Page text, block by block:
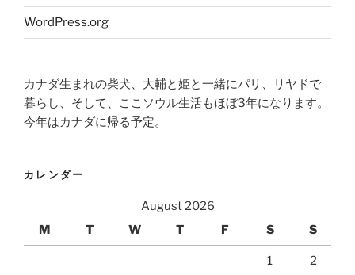
WordPress.org
カナダ生まれの柴犬、大輔と姫と一緒にパリ、リヤドで
暮らし、そして、ここソウル生活もほぼ3年になります。
今年はカナダに帰る予定。
カレンダー
August 2026
M
T W T F S S
1 2